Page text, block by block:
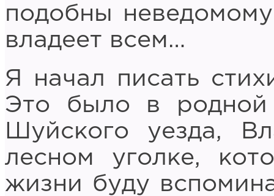
подобны
владеет всем…
Я начал писать
Это было в родной
Шуйского уезда,
лесном уголке,
жизни буду